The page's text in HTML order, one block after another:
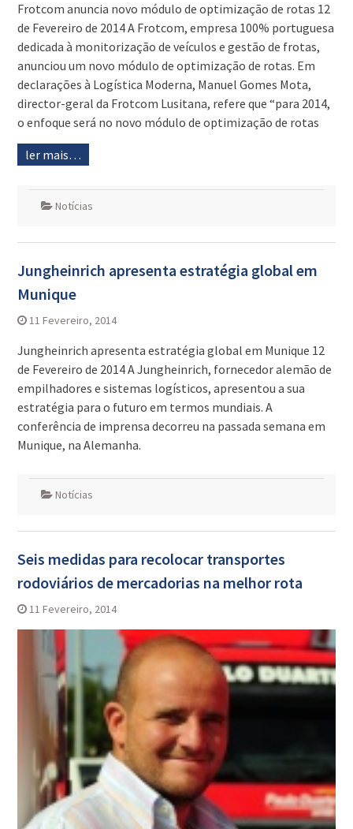
Frotcom anuncia novo módulo de optimização de rotas 12
de Fevereiro de 2014 A Frotcom, empresa 100% portuguesa
dedicada à monitorização de veículos e gestão de frotas,
anunciou um novo módulo de optimização de rotas. Em
declarações à Logística Moderna, Manuel Gomes Mota,
director-geral da Frotcom Lusitana, refere que “para 2014,
o enfoque será no novo módulo de optimização de rotas
ler mais…
Notícias
Jungheinrich apresenta estratégia global em
Munique
11 Fevereiro, 2014
Jungheinrich apresenta estratégia global em Munique 12
de Fevereiro de 2014 A Jungheinrich, fornecedor alemão de
empilhadores e sistemas logísticos, apresentou a sua
estratégia para o futuro em termos mundiais. A
conferência de imprensa decorreu na passada semana em
Munique, na Alemanha.
Notícias
Seis medidas para recolocar transportes
rodoviários de mercadorias na melhor rota
11 Fevereiro, 2014